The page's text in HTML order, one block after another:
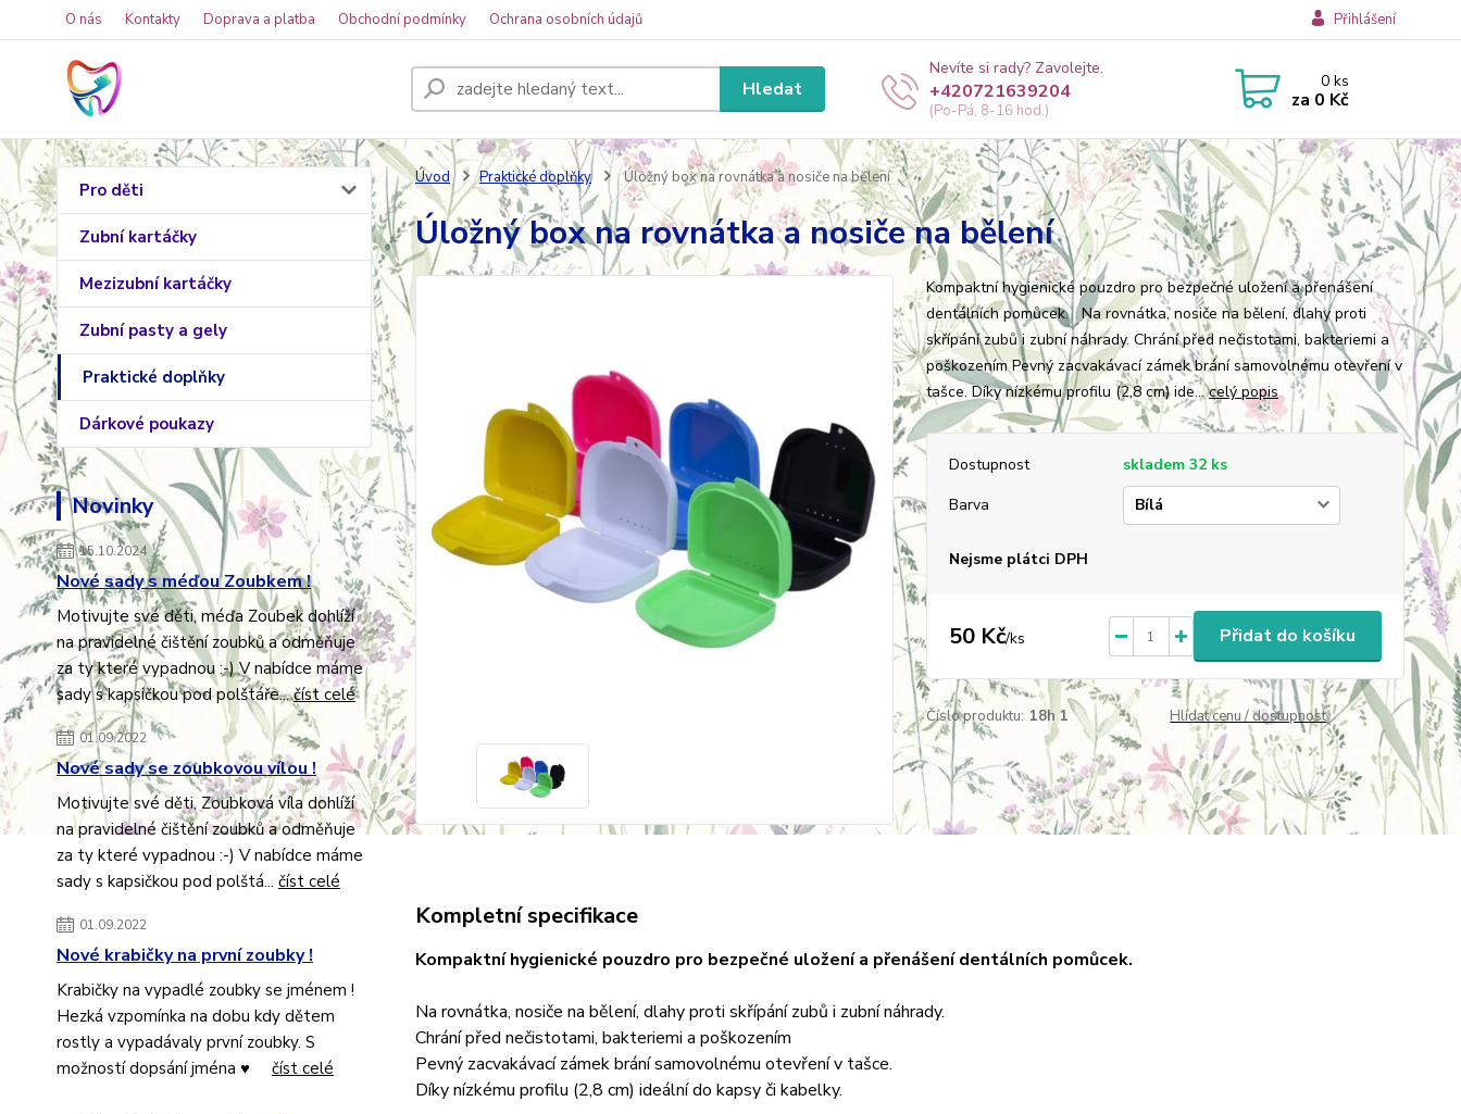
O nás Kontakty Doprava a platba Obchodní podmínky Ochrana osobních údajů Přihlášení
Hledat
Nevíte si rady? Zavolejte.
+420721639204
(Po-Pá, 8-16 hod.)
0ks
za 0 Kč
Pro děti
Zubní kartáčky
Mezizubní kartáčky
Zubní pasty a gely
Praktické doplňky
Dárkové poukazy
Novinky
15.10.2024
Nové sady s méďou Zoubkem !
Motivujte své děti, méďa Zoubek dohlíží
na pravidelné čištění zoubků a odměňuje
za ty které vypadnou :-) V nabídce máme
sady s kapsičkou pod polštáře...číst celé
01.09.2022
Nové sady se zoubkovou vílou !
Motivujte své děti, Zoubková víla dohlíží
na pravidelné čištění zoubků a odměňuje
za ty které vypadnou :-) V nabídce máme
sady s kapsičkou pod polštá... číst celé
01.09.2022
Nové krabičky na první zoubky !
Krabičky na vypadlé zoubky se jménem !
Hezká vzpomínka na dobu kdy dětem
rostly a vypadávaly první zoubky. S
možností dopsání jména ♥ číst celé
Úvod Praktické doplňky Úložný box na rovnátka a nosiče na bělení
Úložný box na rovnátka a nosiče na bělení
Kompaktní hygienické pouzdro pro bezpečné uložení a přenášení
dentálních pomůcek. Na rovnátka, nosiče na bělení, dlahy proti
skřípání zubů i zubní náhrady. Chrání před nečistotami, bakteriemi a
poškozením Pevný zacvakávací zámek brání samovolnému otevření v
tašce. Díky nízkému profilu (2,8 cm) ide...celý popis
Dostupnost
skladem 32 ks
Barva
Nejsme plátci DPH
50 Kč/ks Přidat do košíku
Číslo produktu: 18h 1 Hlídat cenu / dostupnost
Kompletní specifikace
Kompaktní hygienické pouzdro pro bezpečné uložení a přenášení dentálních pomůcek.
Na rovnátka, nosiče na bělení, dlahy proti skřípání zubů i zubní náhrady.
Chrání před nečistotami, bakteriemi a poškozením
Pevný zacvakávací zámek brání samovolnému otevření v tašce.
Díky nízkému profilu (2,8 cm) ideální do kapsy či kabelky.